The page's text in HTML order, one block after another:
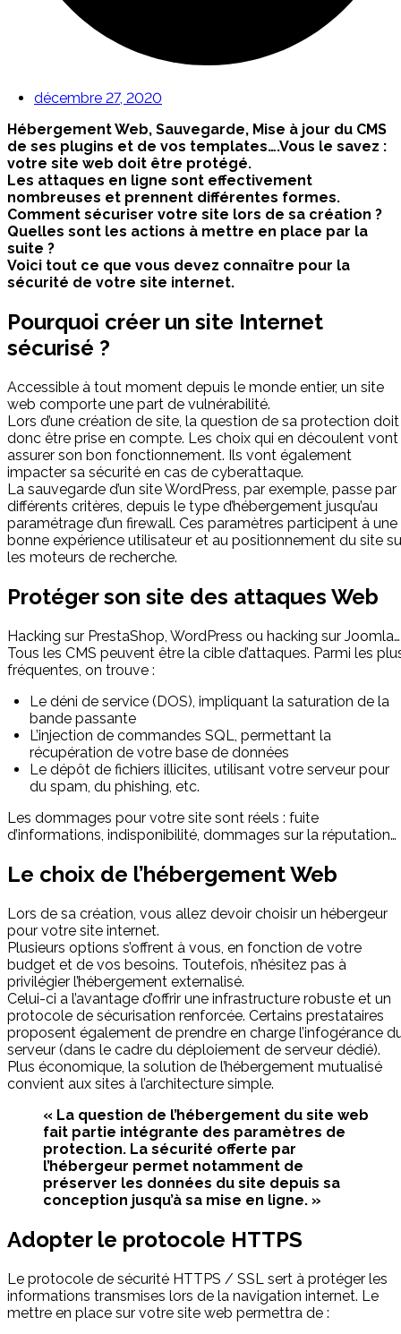
décembre 27, 2020
Hébergement Web, Sauvegarde, Mise à jour du CMS
de ses plugins et de vos templates….Vous le savez :
votre site web doit être protégé.
Les attaques en ligne sont effectivement
nombreuses et prennent différentes formes.
Comment sécuriser votre site lors de sa création ?
Quelles sont les actions à mettre en place par la
suite ?
Voici tout ce que vous devez connaître pour la
sécurité de votre site internet.
Pourquoi créer un site Internet
sécurisé ?
Accessible à tout moment depuis le monde entier, un site
web comporte une part de vulnérabilité.
Lors d’une création de site, la question de sa protection doit
donc être prise en compte. Les choix qui en découlent vont
assurer son bon fonctionnement. Ils vont également
impacter sa sécurité en cas de cyberattaque.
La sauvegarde d’un site WordPress, par exemple, passe par
différents critères, depuis le type d’hébergement jusqu’au
paramétrage d’un firewall. Ces paramètres participent à une
bonne expérience utilisateur et au positionnement du site
les moteurs de recherche.
Protéger son site des attaques Web
Hacking sur PrestaShop, WordPress ou hacking sur Joomla…
Tous les CMS peuvent être la cible d’attaques. Parmi les
fréquentes, on trouve :
Le déni de service (DOS), impliquant la saturation de la
bande passante
L’injection de commandes SQL, permettant la
récupération de votre base de données
Le dépôt de fichiers illicites, utilisant votre serveur pour
du spam, du phishing, etc.
Les dommages pour votre site sont réels : fuite
d’informations, indisponibilité, dommages sur la réputation…
Le choix de l’hébergement Web
Lors de sa création, vous allez devoir choisir un hébergeur
pour votre site internet.
Plusieurs options s’offrent à vous, en fonction de votre
budget et de vos besoins. Toutefois, n’hésitez pas à
privilégier l’hébergement externalisé.
Celui-ci a l’avantage d’offrir une infrastructure robuste et un
protocole de sécurisation renforcée. Certains prestataires
proposent également de prendre en charge l’infogérance
serveur (dans le cadre du déploiement de serveur dédié).
Plus économique, la solution de l’hébergement mutualisé
convient aux sites à l’architecture simple.
« La question de l’hébergement du site web
fait partie intégrante des paramètres de
protection. La sécurité offerte par
l’hébergeur permet notamment de
préserver les données du site depuis sa
conception jusqu’à sa mise en ligne. »
Adopter le protocole HTTPS
Le protocole de sécurité HTTPS / SSL sert à protéger les
informations transmises lors de la navigation internet. Le
mettre en place sur votre site web permettra de :